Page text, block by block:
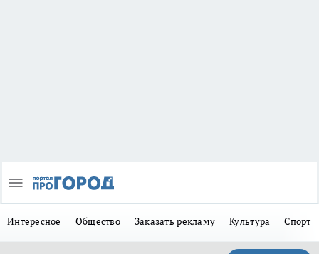
Интересное Общество Заказать рекламу Культура Спорт